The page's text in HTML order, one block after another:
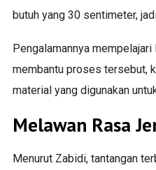
butuh yang 30 sentimeter,
Pengalamannya
membantu proses tersebut,
material yang digunakan
Melawan Rasa
Menurut Zabidi, tantangan